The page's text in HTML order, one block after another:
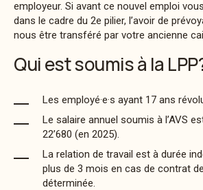
employeur. Si avant ce nouvel emploi
dans le cadre du 2e pilier, l’avoir de
nous être transféré par votre ancienne
Qui est soumis à la
Les employé·e·s ayant 17 ans
Le salaire annuel soumis à l’AVS
22’680 (en 2025).
La relation de travail est à durée
plus de 3 mois en cas de contrat
déterminée.